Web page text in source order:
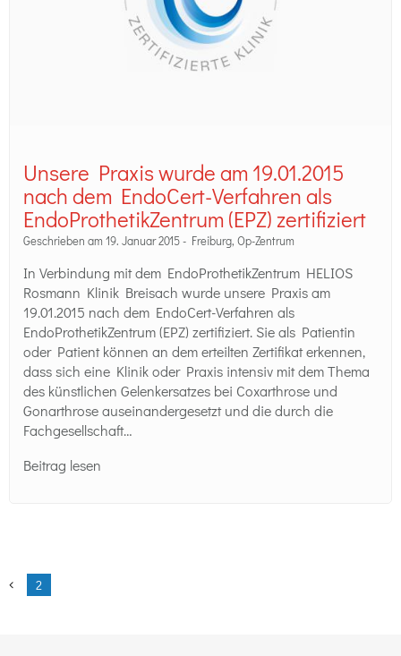
Unsere Praxis wurde am 19.01.2015
nach dem EndoCert-Verfahren als
EndoProthetikZentrum (EPZ) zertifiziert
Geschrieben am 19. Januar 2015 - Freiburg, Op-Zentrum
In Verbindung mit dem EndoProthetikZentrum HELIOS
Rosmann Klinik Breisach wurde unsere Praxis am
19.01.2015 nach dem EndoCert-Verfahren als
EndoProthetikZentrum (EPZ) zertifiziert. Sie als Patientin
oder Patient können an dem erteilten Zertifikat erkennen,
dass sich eine Klinik oder Praxis intensiv mit dem Thema
des künstlichen Gelenkersatzes bei Coxarthrose und
Gonarthrose auseinandergesetzt und die durch die
Fachgesellschaft…
Beitrag lesen
2